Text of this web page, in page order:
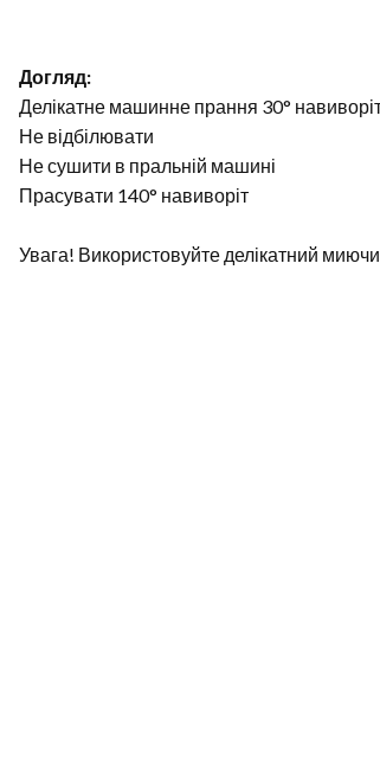
Догляд:
Делікатне машинне прання 30°
Не відбілювати
Не сушити в пральній машині
Прасувати 140° навиворіт
Увага! Використовуйте делікатний